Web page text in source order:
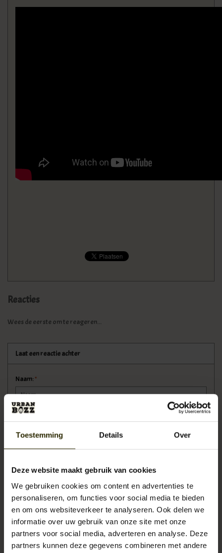
Toestemming Details Over
Deze website maakt gebruik van cookies
We gebruiken cookies om content en advertenties te
personaliseren, om functies voor social media te bieden
en om ons websiteverkeer te analyseren. Ook delen we
informatie over uw gebruik van onze site met onze
partners voor social media, adverteren en analyse. Deze
partners kunnen deze gegevens combineren met andere
Reacties
Wees de eerste om te reageren...
Laat een reactie achter
Naam:*
Opmerking:*
* Verplichte velden